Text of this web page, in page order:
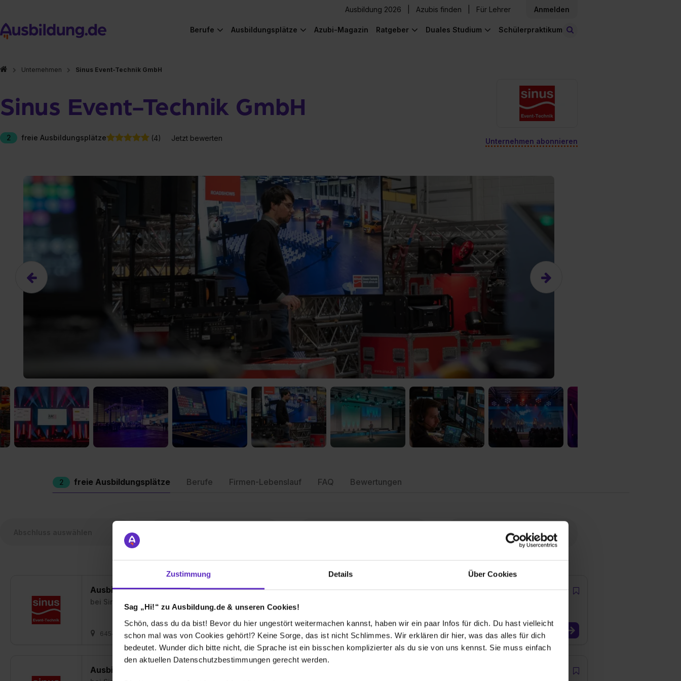
Zustimmung Details Über Cookies
Sag „Hi!“ zu Ausbildung.de & unseren Cookies!
Schön, dass du da bist! Bevor du hier ungestört weitermachen kannst, haben wir ein paar Infos für dich. Du hast vielleicht
schon mal was von Cookies gehört!? Keine Sorge, das ist nicht Schlimmes. Wir erklären dir hier, was das alles für dich
bedeutet. Wunder dich bitte nicht, die Sprache ist ein bisschen komplizierter als du sie von uns kennst. Sie muss einfach
den aktuellen Datenschutzbestimmungen gerecht werden.
Ausbildung 2026 Azubis finden Für Lehrer Anmelden
Berufe Ausbildungsplätze Azubi-Magazin Ratgeber Duales Studium Schülerpraktikum
Unternehmen Sinus Event-Technik GmbH
Sinus Event-Technik GmbH
2 freie Ausbildungsplätze (4) Jetzt bewerten Unternehmen abonnieren
2 freie Ausbildungsplätze Berufe Firmen-Lebenslauf FAQ Bewertungen
Ausbildung Fachkraft für Veranstaltungstechnik (m/w/d)
bei Sinus Event-Technik GmbH
64546 Mörfelden-Walldorf 02.08.2027 1 freier Platz
Ausbildung Veranstaltungskaufmann/-frau (m/w/d)